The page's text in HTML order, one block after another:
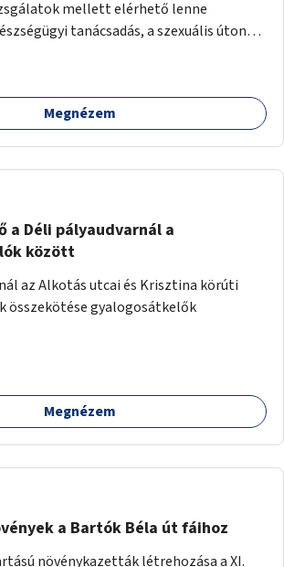
mellett elérhető lenne
tanácsadás, a szexuális úton
Megnézem
a Déli pályaudvarnál a
között
az Alkotás utcai és Krisztina körúti
összekötése gyalogosátkelők
Megnézem
a Bartók Béla út fáihoz
növénykazetták létrehozása a XI.